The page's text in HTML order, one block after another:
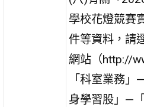
學校花燈競賽
件等資料，請
網站（http://
「科室業務
身學習股」—